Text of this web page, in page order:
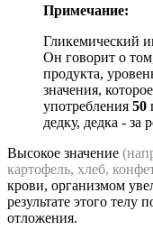
Примечание:
Гликемический
Он говорит о
продукта,
значения,
употребления 50
дедку, дедка - за
Высокое значение
картофель, хлеб,
крови, организмом
результате этого телу
отложения.